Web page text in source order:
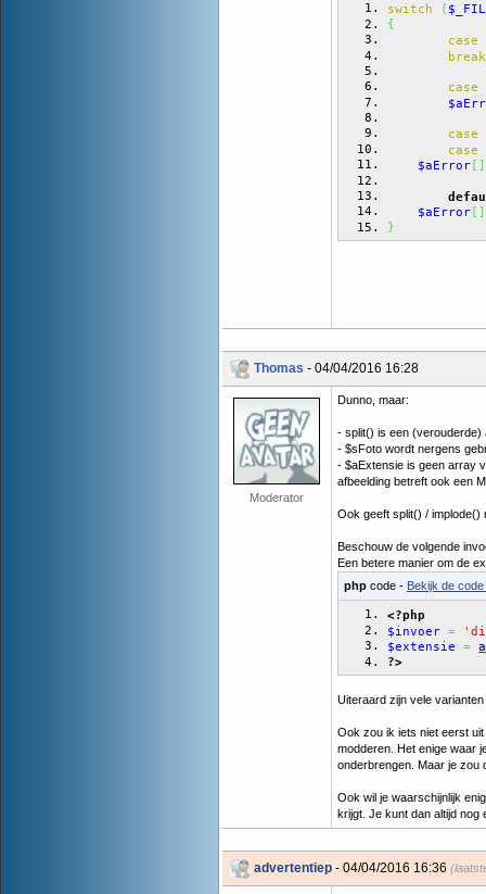
switch (
{
case
break
case
case
case
$aError [ ]
$aError [ ]
}
Thomas - 04/04/2016 16:28
Moderator
Dunno, maar:
- split() is een (verouderde)
- $sFoto wordt nergens
- $aExtensie is geen array
afbeelding betreft ook een
Ook geeft split() / implode()
Beschouw de volgende
Een betere manier om de
php code - Bekijk de
<?php
$invoer =
$extensie
=
?>
Uiteraard zijn vele varianten
Ook zou ik iets niet eerst
modderen. Het enige waar
onderbrengen. Maar je zou
Ook wil je waarschijnlijk
krijgt. Je kunt dan altijd nog
advertentiep - 04/04/2016 16:36